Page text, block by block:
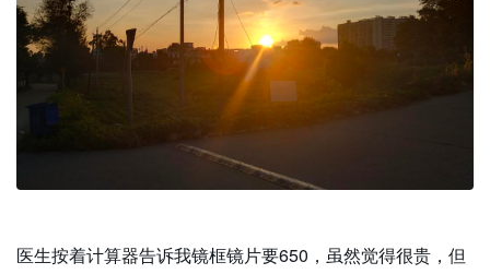
医生按着计算器告诉我镜框镜片要650，虽然觉得很贵，但